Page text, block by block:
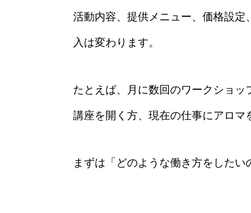
活動内容、提供メニュー、価格設
入は変わります。
たとえば、月に数回のワークショ
講座を開く方、現在の仕事にアロマ
まずは「どのような働き方をしたい